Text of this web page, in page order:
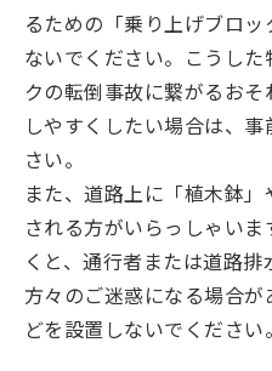
るための「乗り上げブロ
ないでください。こうし
クの転倒事故に繋がるお
しやすくしたい場合は、
さい。
また、道路上に「植木鉢
される方がいらっしゃい
くと、通行者または道路
方々のご迷惑になる場合
どを設置しないでください。